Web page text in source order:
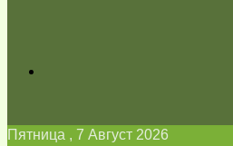
Пятница , 7 Август 2026